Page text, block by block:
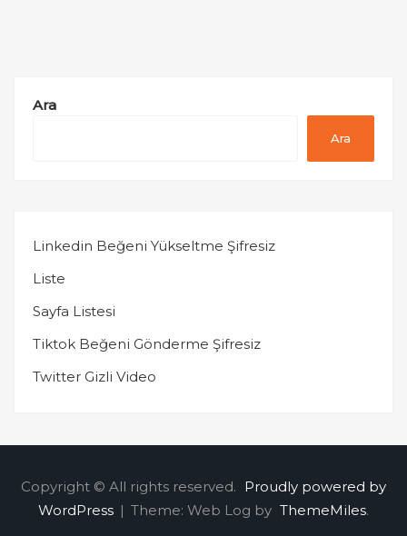
Ara
Ara
Linkedin Beğeni Yükseltme Şifresiz
Liste
Sayfa Listesi
Tiktok Beğeni Gönderme Şifresiz
Twitter Gizli Video
Copyright © All rights reserved. Proudly powered by
WordPress | Theme: Web Log by ThemeMiles.